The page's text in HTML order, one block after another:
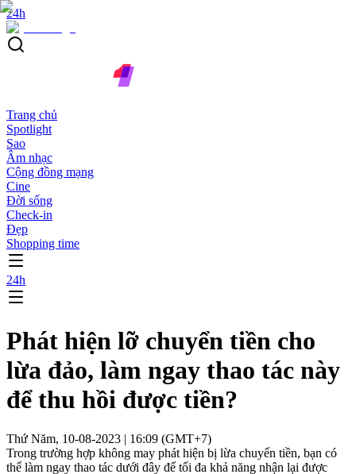
24h
Trang chủ
Spotlight
Sao
Âm nhạc
Cộng đồng mạng
Cine
Đời sống
Check-in
Đẹp
Shopping time
24h
Phát hiện lỡ chuyển tiền cho
lừa đảo, làm ngay thao tác này
để thu hồi được tiền?
Thứ Năm, 10-08-2023 | 16:09 (GMT+7)
Trong trường hợp không may phát hiện bị lừa chuyển tiền, bạn có
thể làm ngay thao tác dưới đây để tối đa khả năng nhận lại được